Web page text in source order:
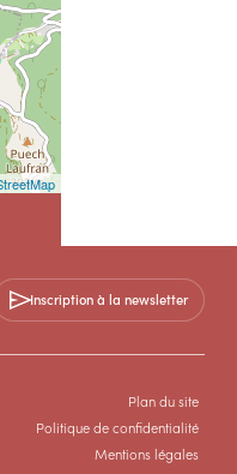
Inscription à la newsletter
Plan du site
Politique de confidentialité
Mentions légales